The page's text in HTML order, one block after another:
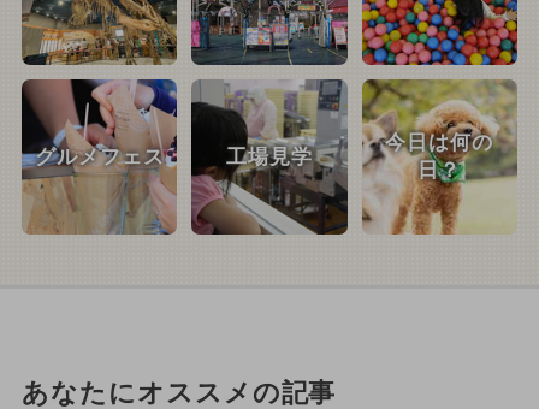
グルメフェス 工場見学
今日は何の
日？
あなたにオススメの記事